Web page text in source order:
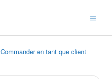
Commander en tant que client